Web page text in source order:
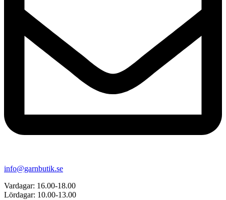
info@garnbutik.se
Vardagar: 16.00-18.00
Lördagar: 10.00-13.00